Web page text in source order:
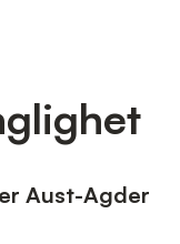
Aust-Agder